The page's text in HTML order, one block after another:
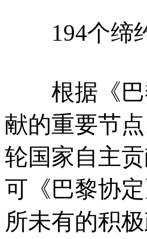
194个缔约
根据《巴
献的重要节
轮国家自主
可《巴黎协
所未有的积